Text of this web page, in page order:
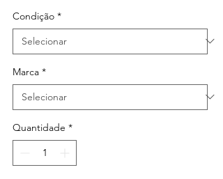
Condição *
Marca *
Quantidade *